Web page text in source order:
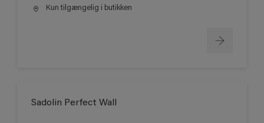
Kun tilgængelig i butikken
Sadolin Perfect Wall